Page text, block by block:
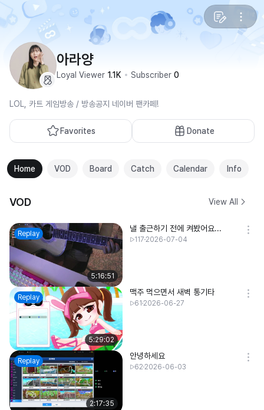
아라양
Loyal Viewer 1.1K Subscriber 0
LOL, 카트 게임방송 / 방송공지 네이버 팬카페!
Favorites Donate
Home VOD Board Catch Calendar Info
VOD View All
Replay
5:16:51
낼 출근하기 전에 켜봤어요...
117 2026-07-04
Replay
5:29:02
맥주 먹으면서 새벽 통기타
61 2026-06-27
Replay
2:17:35
안녕하세요
62 2026-06-03